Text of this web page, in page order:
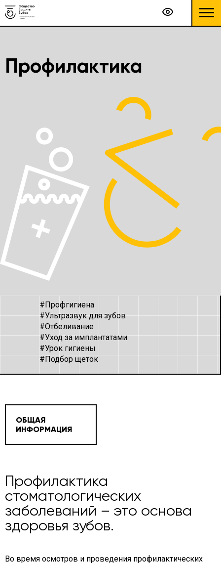
Профилактика
#Профгигиена
#Ультразвук для зубов
#Отбеливание
#Уход за имплантатами
#Урок гигиены
#Подбор щеток
ОБЩАЯ
ИНФОРМАЦИЯ
Профилактика
стоматологических
заболеваний – это основа
здоровья зубов.
Во время осмотров и проведения профилактических